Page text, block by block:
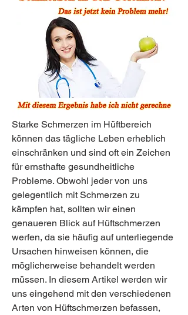
Starke Schmerzen im Hüftbereich
können das tägliche Leben erheblich
einschränken und sind oft ein Zeichen
für ernsthafte gesundheitliche
Probleme. Obwohl jeder von uns
gelegentlich mit Schmerzen zu
kämpfen hat, sollten wir einen
genaueren Blick auf Hüftschmerzen
werfen, da sie häufig auf unterliegende
Ursachen hinweisen können, die
möglicherweise behandelt werden
müssen. In diesem Artikel werden wir
uns eingehend mit den verschiedenen
Arten von Hüftschmerzen befassen,